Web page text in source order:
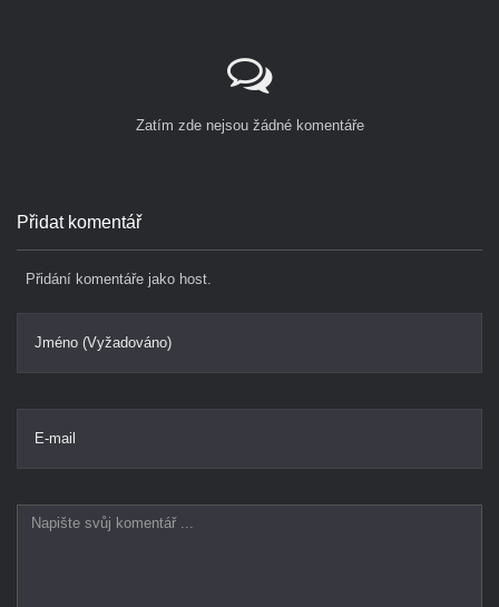
Zatím zde nejsou žádné komentáře
Přidat komentář
Přidání komentáře jako host.
Jméno (Vyžadováno)
E-mail